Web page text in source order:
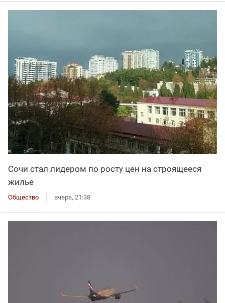
Сочи стал лидером по росту цен на строящееся
жилье
Общество вчера, 21:38